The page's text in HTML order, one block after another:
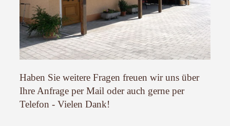
Haben Sie weitere Fragen freuen wir uns über
Ihre Anfrage per Mail oder auch gerne per
Telefon - Vielen Dank!